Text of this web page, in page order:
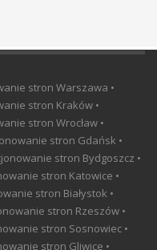
stron Warszawa •
stron Kraków •
stron Wrocław •
stron Gdańsk •
stron Bydgoszcz •
stron Katowice •
stron Białystok •
stron Rzeszów •
stron Sosnowiec •
stron Gliwice •